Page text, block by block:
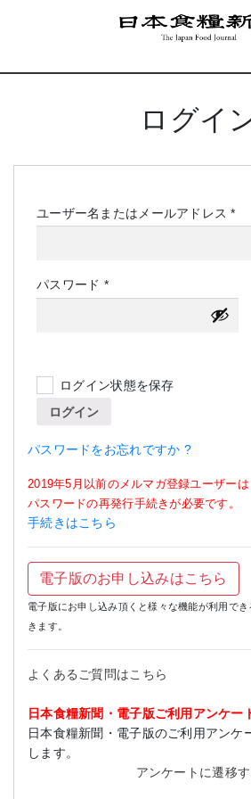
ログイ
ユーザー名またはメールアドレス*必
パスワード *必
須
ログイン状態を保存
ログイン
パスワードをお忘れですか ?
2019年5月以前のメルマガ登録ユーザーは
パスワードの再発行手続きが必要です。
手続きはこちら
電子版のお申し込みはこちら
電子版にお申し込み頂くと様々な機能が利用で
きます。
よくあるご質問はこちら
日本食糧新聞・電子版ご利用アンケー
日本食糧新聞・電子版のご利用アンケ
します。
アンケートに遷移す